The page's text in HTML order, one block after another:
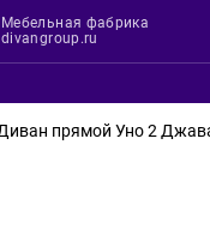
Мебельная фабрика
divangroup.ru